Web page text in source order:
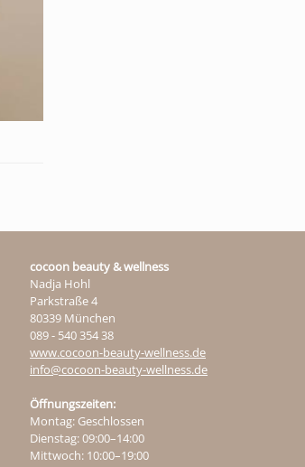
cocoon beauty & wellness
Nadja Hohl
Parkstraße 4
80339 München
089 - 540 354 38
www.cocoon-beauty-wellness.de
info@cocoon-beauty-wellness.de
Öffnungszeiten:
Montag: Geschlossen
Dienstag: 09:00–14:00
Mittwoch: 10:00–19:00